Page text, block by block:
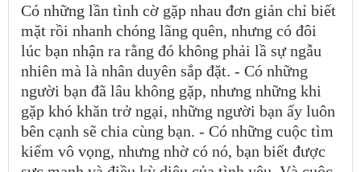
Có những lần tình cờ gặp nhau đơn giản chỉ biết
mặt rồi nhanh chóng lãng quên, nhưng có đôi
lúc bạn nhận ra rằng đó không phải lầ sự ngẫu
nhiên mà là nhân duyên sắp đặt. - Có những
người bạn đã lâu không gặp, nhưng những khi
gặp khó khăn trở ngại, những người bạn ấy luôn
bên cạnh sẽ chia cùng bạn. - Có những cuộc tìm
kiếm vô vọng, nhưng nhờ có nó, bạn biết được